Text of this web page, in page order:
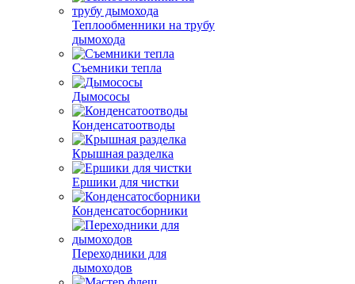
Теплообменники на трубу
дымохода
Съемники тепла
Дымососы
Конденсатоотводы
Крышная разделка
Ершики для чистки
Конденсатосборники
Переходники для
дымоходов